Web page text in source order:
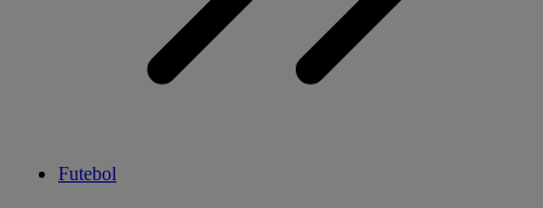
Futebol